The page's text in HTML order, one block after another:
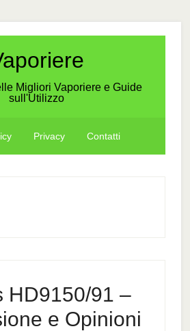
Migliori Vaporiere e Guide
sull'Utilizzo
Privacy Contatti
HD9150/91 –
e Opinioni